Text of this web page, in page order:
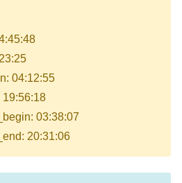
04:12:55
03:38:07
20:31:06